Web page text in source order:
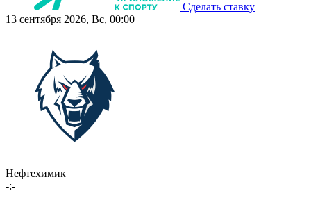
Сделать ставку
13 сентября 2026, Вс, 00:00
Нефтехимик
-:-